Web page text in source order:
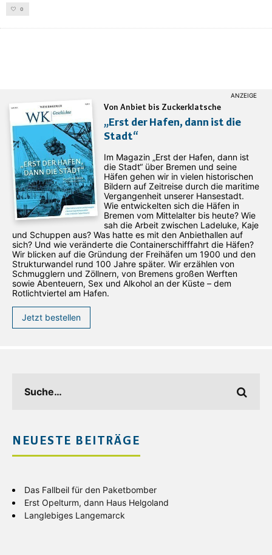
0
Von Anbiet bis Zuckerklatsche
„Erst der Hafen, dann ist die
Stadt“
Im Magazin „Erst der Hafen, dann ist
die Stadt“ über Bremen und seine
Häfen gehen wir in vielen historischen
Bildern auf Zeitreise durch die maritime
Vergangenheit unserer Hansestadt.
Wie entwickelten sich die Häfen in
Bremen vom Mittelalter bis heute? Wie
sah die Arbeit zwischen Ladeluke, Kaje
und Schuppen aus? Was hatte es mit den Anbiethallen auf
sich? Und wie veränderte die Containerschifffahrt die Häfen?
Wir blicken auf die Gründung der Freihäfen um 1900 und den
Strukturwandel rund 100 Jahre später. Wir erzählen von
Schmugglern und Zöllnern, von Bremens großen Werften
sowie Abenteuern, Sex und Alkohol an der Küste – dem
Rotlichtviertel am Hafen.
Jetzt bestellen
NEUESTE BEITRÄGE
Das Fallbeil für den Paketbomber
Erst Opelturm, dann Haus Helgoland
Langlebiges Langemarck